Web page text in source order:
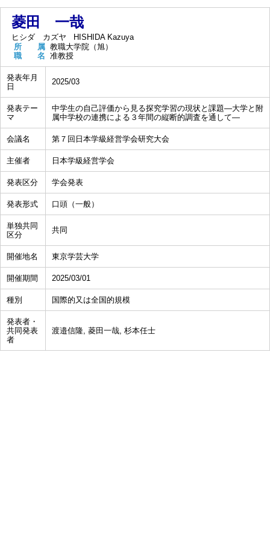
菱田 一哉
ヒシダ カズヤ
HISHIDA Kazuya
所 属 教職大学院（旭）
職 名 准教授
発表年月
日
2025/03
発表テー
マ
中学生の自己評価から見る探究学習の現状と課題―大学と附
属中学校の連携による３年間の縦断的調査を通して―
会議名 第７回日本学級経営学会研究大会
主催者 日本学級経営学会
発表区分 学会発表
発表形式 口頭（一般）
単独共同
区分
共同
開催地名 東京学芸大学
開催期間 2025/03/01
種別 国際的又は全国的規模
発表者・
共同発表
者
渡邉信隆, 菱田一哉, 杉本任士